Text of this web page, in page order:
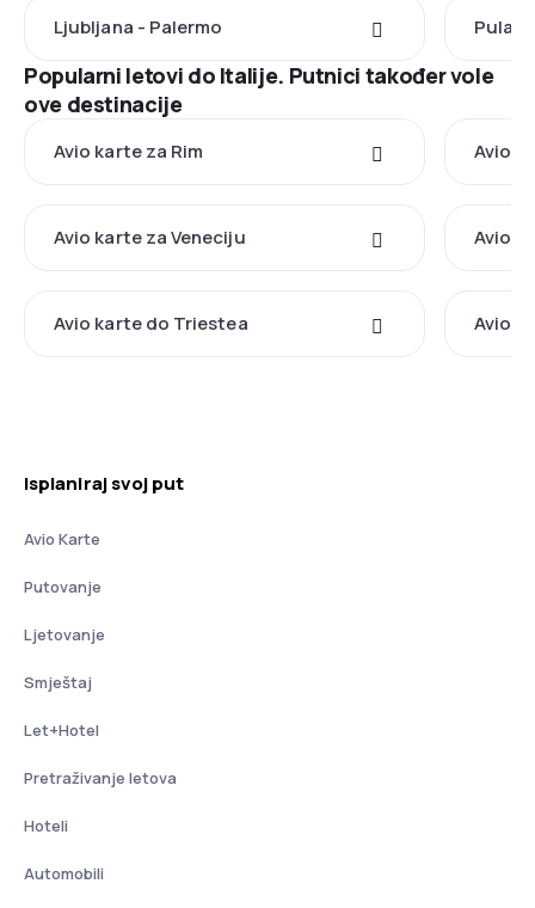
Ljubljana - Palermo Pula -
Popularni letovi do Italije. Putnici također vole
ove destinacije
Avio karte za Rim Avio
Avio karte za Veneciju Avio
Avio karte do Triestea Avio
Isplaniraj svoj put
Avio Karte
Putovanje
Ljetovanje
Smještaj
Let+Hotel
Pretraživanje letova
Hoteli
Automobili